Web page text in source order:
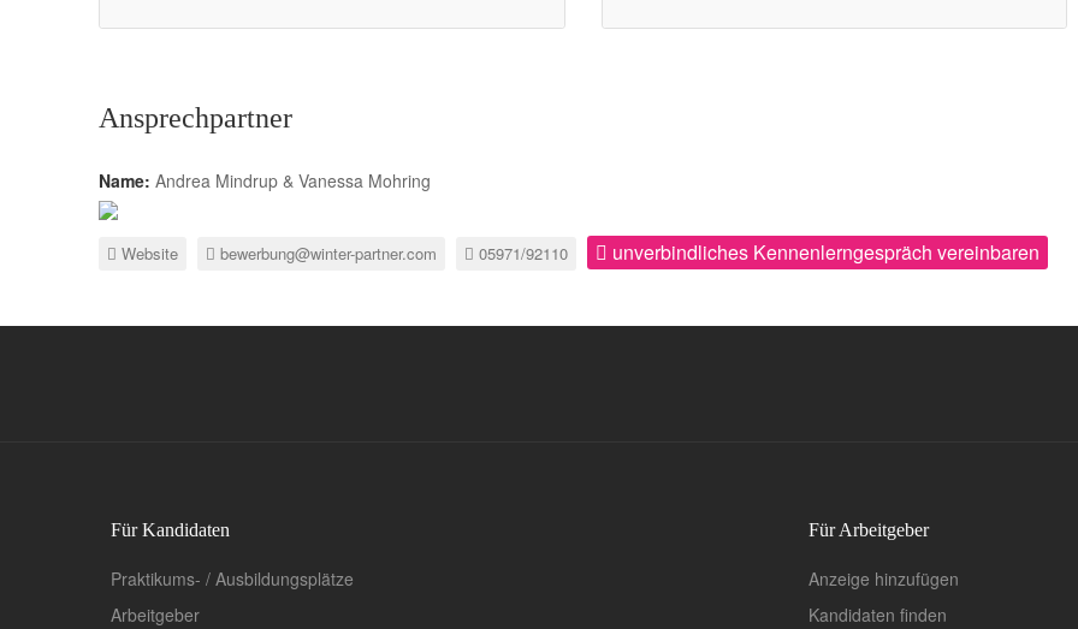
Ansprechpartner
Name: Andrea Mindrup & Vanessa Mohring
Website bewerbung@winter-partner.com 05971/92110 unverbindliches Kennenlerngespräch vereinbaren
Für Kandidaten
Praktikums- / Ausbildungsplätze
Arbeitgeber
Für Arbeitgeber
Anzeige hinzufügen
Kandidaten finden